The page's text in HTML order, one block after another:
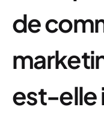
de
est-elle